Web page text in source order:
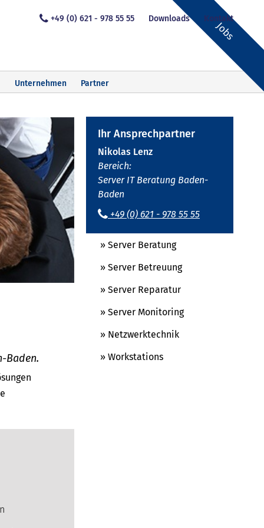
Jobs
+49 (0) 621 - 978 55 55 Downloads Kontakt
Unternehmen Partner
Baden.
Ihr Ansprechpartner
Nikolas Lenz
Bereich:
Server IT Beratung Baden-
Baden
+49 (0) 621 - 978 55 55
» Server Beratung
» Server Betreuung
» Server Reparatur
» Server Monitoring
» Netzwerktechnik
» Workstations